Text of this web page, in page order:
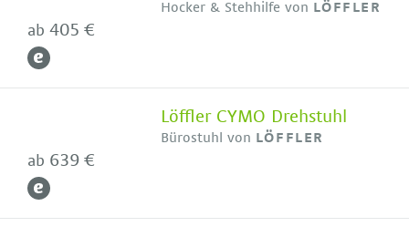
Hocker & Stehhilfe von LÖFFLER
ab 405 €
Löffler CYMO Drehstuhl
Bürostuhl von LÖFFLER
ab 639 €